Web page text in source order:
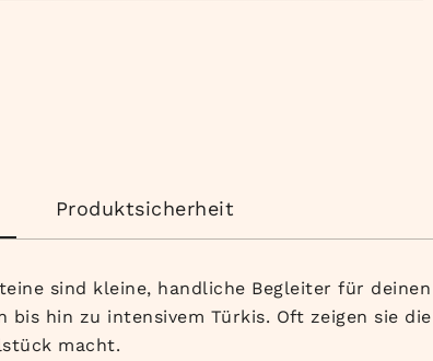
Produktsicherheit
sind kleine, handliche Begleiter für
bis hin zu intensivem Türkis. Oft zeigen sie
macht.